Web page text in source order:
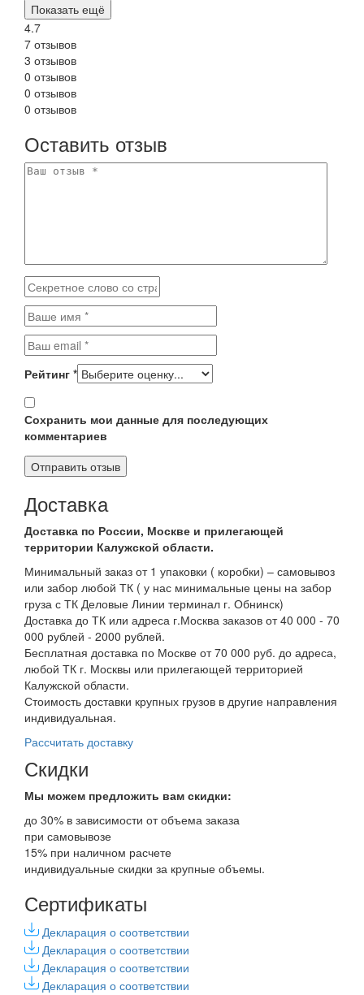
Показать ещё
4.7
7 отзывов
3 отзывов
0 отзывов
0 отзывов
0 отзывов
Оставить отзыв
Рейтинг *
Сохранить мои данные для последующих
комментариев
Доставка
Доставка по России, Москве и прилегающей
территории Калужской области.
Минимальный заказ от 1 упаковки ( коробки) – самовывоз
или забор любой ТК ( у нас минимальные цены на забор
груза с ТК Деловые Линии терминал г. Обнинск)
Доставка до ТК или адреса г.Москва заказов от 40 000 - 70
000 рублей - 2000 рублей.
Бесплатная доставка по Москве от 70 000 руб. до адреса,
любой ТК г. Москвы или прилегающей территорией
Калужской области.
Стоимость доставки крупных грузов в другие направления
индивидуальная.
Рассчитать доставку
Скидки
Мы можем предложить вам скидки:
до 30% в зависимости от объема заказа
при самовывозе
15% при наличном расчете
индивидуальные скидки за крупные объемы.
Сертификаты
Декларация о соответствии
Декларация о соответствии
Декларация о соответствии
Декларация о соответствии